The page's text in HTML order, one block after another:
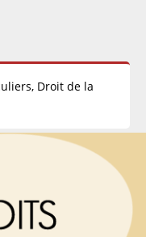
Droit de la